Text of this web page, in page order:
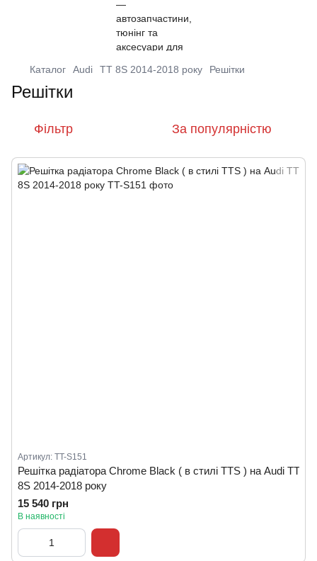
Каталог Audi TT 8S 2014-2018 року Решітки
Решітки
Фільтр За популярністю
Артикул: TT-S151
Решітка радіатора Chrome Black ( в стилі TTS ) на Audi TT
8S 2014-2018 року
15 540 грн
В наявності